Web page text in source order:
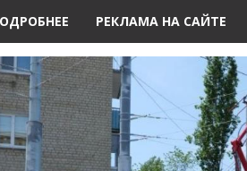
РЕКЛАМА НА САЙТЕ